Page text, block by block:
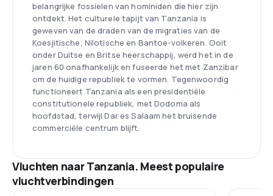
belangrijke fossielen van hominiden die hier zijn
ontdekt. Het culturele tapijt van Tanzania is
geweven van de draden van de migraties van de
Koesjitische, Nilotische en Bantoe-volkeren. Ooit
onder Duitse en Britse heerschappij, werd het in de
jaren 60 onafhankelijk en fuseerde het met Zanzibar
om de huidige republiek te vormen. Tegenwoordig
functioneert Tanzania als een presidentiële
constitutionele republiek, met Dodoma als
hoofdstad, terwijl Dar es Salaam het bruisende
commerciële centrum blijft.
Vluchten naar Tanzania. Meest populaire
vluchtverbindingen